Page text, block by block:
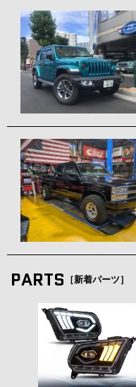
PARTS ［新着パーツ］